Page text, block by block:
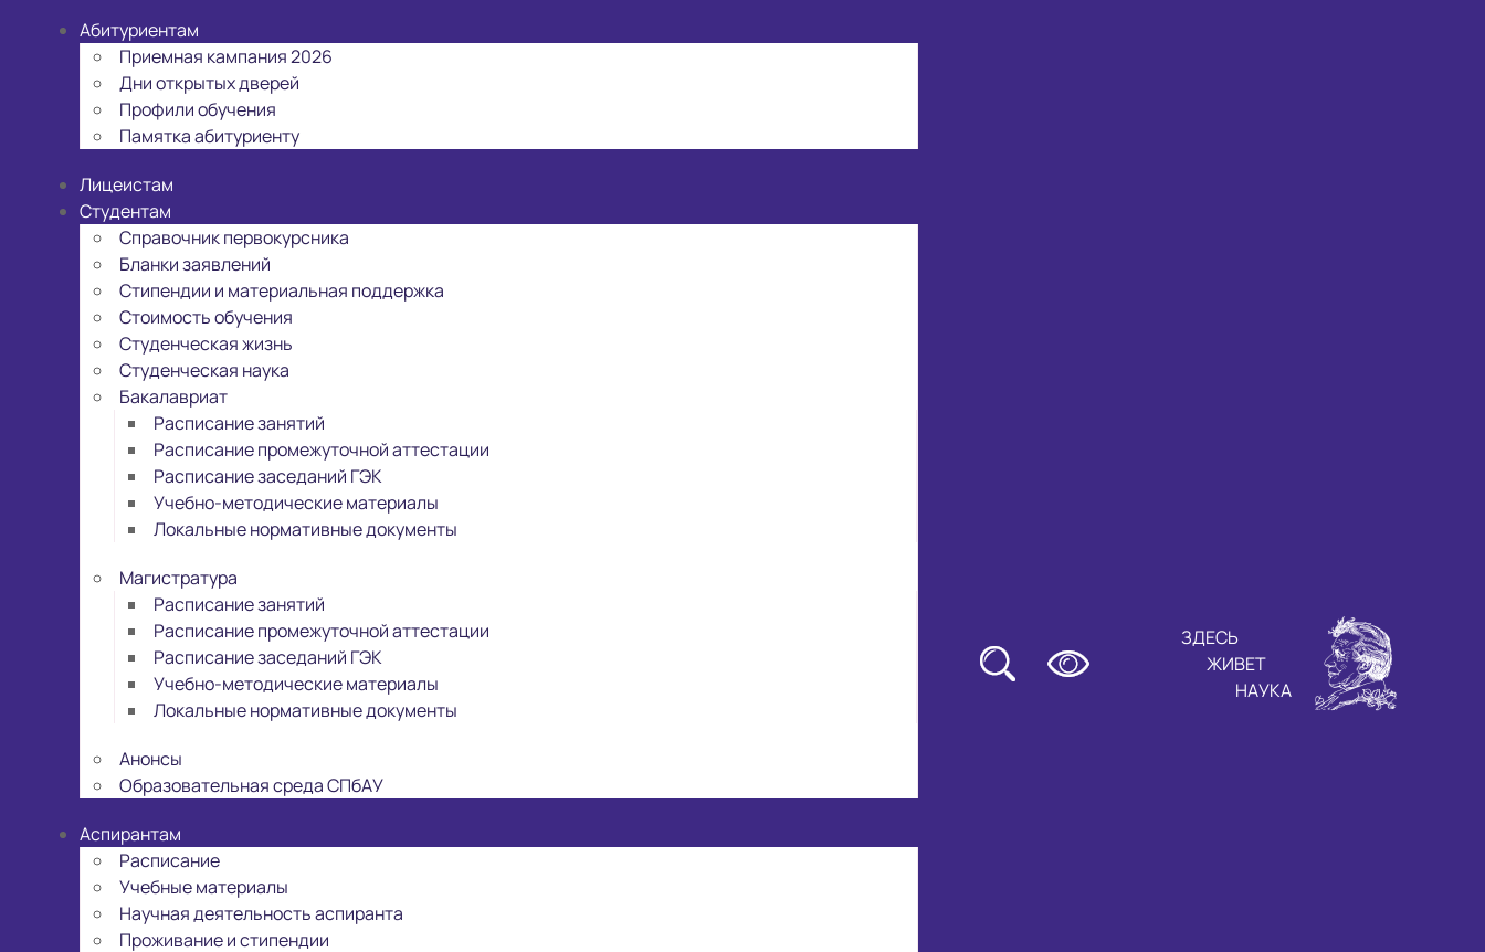
Абитуриентам
Приемная кампания 2026
Дни открытых дверей
Профили обучения
Памятка абитуриенту
Лицеистам
Студентам
Справочник первокурсника
Бланки заявлений
Стипендии и материальная поддержка
Стоимость обучения
Студенческая жизнь
Студенческая наука
Бакалавриат
Расписание занятий
Расписание промежуточной аттестации
Расписание заседаний ГЭК
Учебно-методические материалы
Локальные нормативные документы
Магистратура
Расписание занятий
Расписание промежуточной аттестации
Расписание заседаний ГЭК
Учебно-методические материалы
Локальные нормативные документы
Анонсы
Образовательная среда СПбАУ
Аспирантам
Расписание
Учебные материалы
Научная деятельность аспиранта
Проживание и стипендии
ЗДЕСЬ
ЖИВЕТ
НАУКА